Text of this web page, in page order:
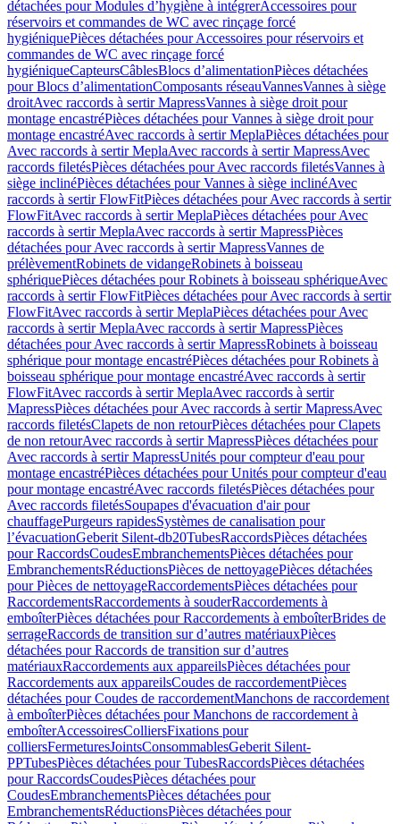
détachées pour Modules d’hygiène à intégrerAccessoires pour
réservoirs et commandes de WC avec rinçage forcé
hygiéniquePièces détachées pour Accessoires pour réservoirs et
commandes de WC avec rinçage forcé
hygiéniqueCapteursCâblesBlocs d’alimentationPièces détachées
pour Blocs d’alimentationComposants réseauVannesVannes à siège
droitAvec raccords à sertir MapressVannes à siège droit pour
montage encastréPièces détachées pour Vannes à siège droit pour
montage encastréAvec raccords à sertir MeplaPièces détachées pour
Avec raccords à sertir MeplaAvec raccords à sertir MapressAvec
raccords filetésPièces détachées pour Avec raccords filetésVannes à
siège inclinéPièces détachées pour Vannes à siège inclinéAvec
raccords à sertir FlowFitPièces détachées pour Avec raccords à sertir
FlowFitAvec raccords à sertir MeplaPièces détachées pour Avec
raccords à sertir MeplaAvec raccords à sertir MapressPièces
détachées pour Avec raccords à sertir MapressVannes de
prélèvementRobinets de vidangeRobinets à boisseau
sphériquePièces détachées pour Robinets à boisseau sphériqueAvec
raccords à sertir FlowFitPièces détachées pour Avec raccords à sertir
FlowFitAvec raccords à sertir MeplaPièces détachées pour Avec
raccords à sertir MeplaAvec raccords à sertir MapressPièces
détachées pour Avec raccords à sertir MapressRobinets à boisseau
sphérique pour montage encastréPièces détachées pour Robinets à
boisseau sphérique pour montage encastréAvec raccords à sertir
FlowFitAvec raccords à sertir MeplaAvec raccords à sertir
MapressPièces détachées pour Avec raccords à sertir MapressAvec
raccords filetésClapets de non retourPièces détachées pour Clapets
de non retourAvec raccords à sertir MapressPièces détachées pour
Avec raccords à sertir MapressUnités pour compteur d'eau pour
montage encastréPièces détachées pour Unités pour compteur d'eau
pour montage encastréAvec raccords filetésPièces détachées pour
Avec raccords filetésSoupapes d'évacuation d'air pour
chauffagePurgeurs rapidesSystèmes de canalisation pour
l’évacuationGeberit Silent-db20TubesRaccordsPièces détachées
pour RaccordsCoudesEmbranchementsPièces détachées pour
EmbranchementsRéductionsPièces de nettoyagePièces détachées
pour Pièces de nettoyageRaccordementsPièces détachées pour
RaccordementsRaccordements à souderRaccordements à
emboîterPièces détachées pour Raccordements à emboîterBrides de
serrageRaccords de transition sur d’autres matériauxPièces
détachées pour Raccords de transition sur d’autres
matériauxRaccordements aux appareilsPièces détachées pour
Raccordements aux appareilsCoudes de raccordementPièces
détachées pour Coudes de raccordementManchons de raccordement
à emboîterPièces détachées pour Manchons de raccordement à
emboîterAccessoiresColliersFixations pour
colliersFermeturesJointsConsommablesGeberit Silent-
PPTubesPièces détachées pour TubesRaccordsPièces détachées
pour RaccordsCoudesPièces détachées pour
CoudesEmbranchementsPièces détachées pour
EmbranchementsRéductionsPièces détachées pour